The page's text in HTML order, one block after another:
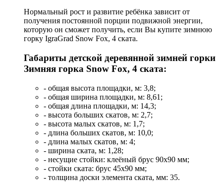
Нормальный рост и развитие ребёнка зависит от
получения постоянной порции подвижной энергии,
которую он сможет получить, если Вы купите зимнюю
горку IgraGrad Snow Fox, 4 ската.
Габариты детской деревянной зимней горки
Зимняя горка Snow Fox, 4 ската:
- общая высота площадки, м: 3,8;
- общая ширина площадки, м: 8,61;
- общая длина площадки, м: 14,3;
- высота больших скатов, м: 2,7;
- высота малых скатов, м: 1,7;
- длина больших скатов, м: 10,0;
- длина малых скатов, м: 4;
- ширина ската, м: 1,28;
- несущие стойки: клеёный брус 90х90 мм;
- стойки ската: брус 45х90 мм;
- толщина доски элемента ската, мм: 35.